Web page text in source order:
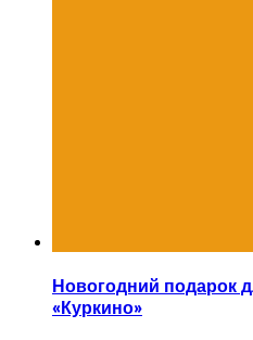
Новогодний подарок
«Куркино»